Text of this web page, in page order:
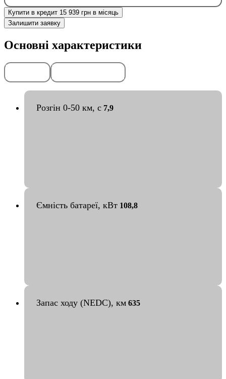
Купити в кредит 15 939 грн в місяць
Залишити заявку
Основні характеристики
Передоплата
50%
Гарантія
2
тис. км
Розгін 0-50 км, с 7,9
Ємність батареї, кВт 108,8
Запас ходу (NEDC), км 635